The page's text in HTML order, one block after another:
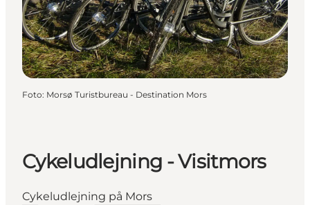
Foto: Morsø Turistbureau - Destination Mors
Cykeludlejning - Visitmors
Cykeludlejning på Mors